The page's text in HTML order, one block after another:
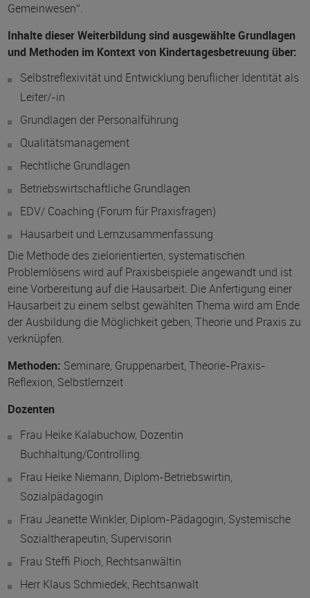
Gemeinwesen“.
Inhalte dieser Weiterbildung sind ausgewählte Grundlagen
und Methoden im Kontext von Kindertagesbetreuung über:
Selbstreflexivität und Entwicklung beruflicher Identität als
Leiter/-in
Grundlagen der Personalführung
Qualitätsmanagement
Rechtliche Grundlagen
Betriebswirtschaftliche Grundlagen
EDV/ Coaching (Forum für Praxisfragen)
Hausarbeit und Lernzusammenfassung
Die Methode des zielorientierten, systematischen
Problemlösens wird auf Praxisbeispiele angewandt und ist
eine Vorbereitung auf die Hausarbeit. Die Anfertigung einer
Hausarbeit zu einem selbst gewählten Thema wird am Ende
der Ausbildung die Möglichkeit geben, Theorie und Praxis zu
verknüpfen.
Methoden: Seminare, Gruppenarbeit, Theorie-Praxis-
Reflexion, Selbstlernzeit
Dozenten
Frau Heike Kalabuchow, Dozentin
Buchhaltung/Controlling.
Frau Heike Niemann, Diplom-Betriebswirtin,
Sozialpädagogin
Frau Jeanette Winkler, Diplom-Pädagogin, Systemische
Sozialtherapeutin, Supervisorin
Frau Steffi Pioch, Rechtsanwältin
Herr Klaus Schmiedek, Rechtsanwalt